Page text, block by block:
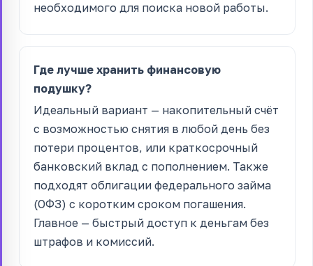
необходимого для поиска новой работы.
Где лучше хранить финансовую
подушку?
Идеальный вариант — накопительный счёт
с возможностью снятия в любой день без
потери процентов, или краткосрочный
банковский вклад с пополнением. Также
подходят облигации федерального займа
(ОФЗ) с коротким сроком погашения.
Главное — быстрый доступ к деньгам без
штрафов и комиссий.